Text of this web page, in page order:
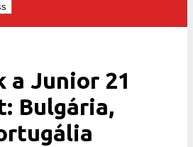
a Junior 21
Bulgária,